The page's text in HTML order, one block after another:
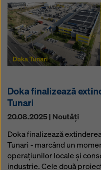
Doka finalizează
Tunari
20.08.2025 | Noutăţi
Doka finalizează
Tunari - marcând un
operațiunilor locale și
industrie. Cele două